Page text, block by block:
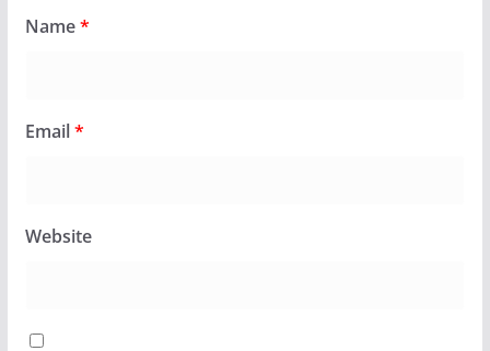
Name*
Email*
Website